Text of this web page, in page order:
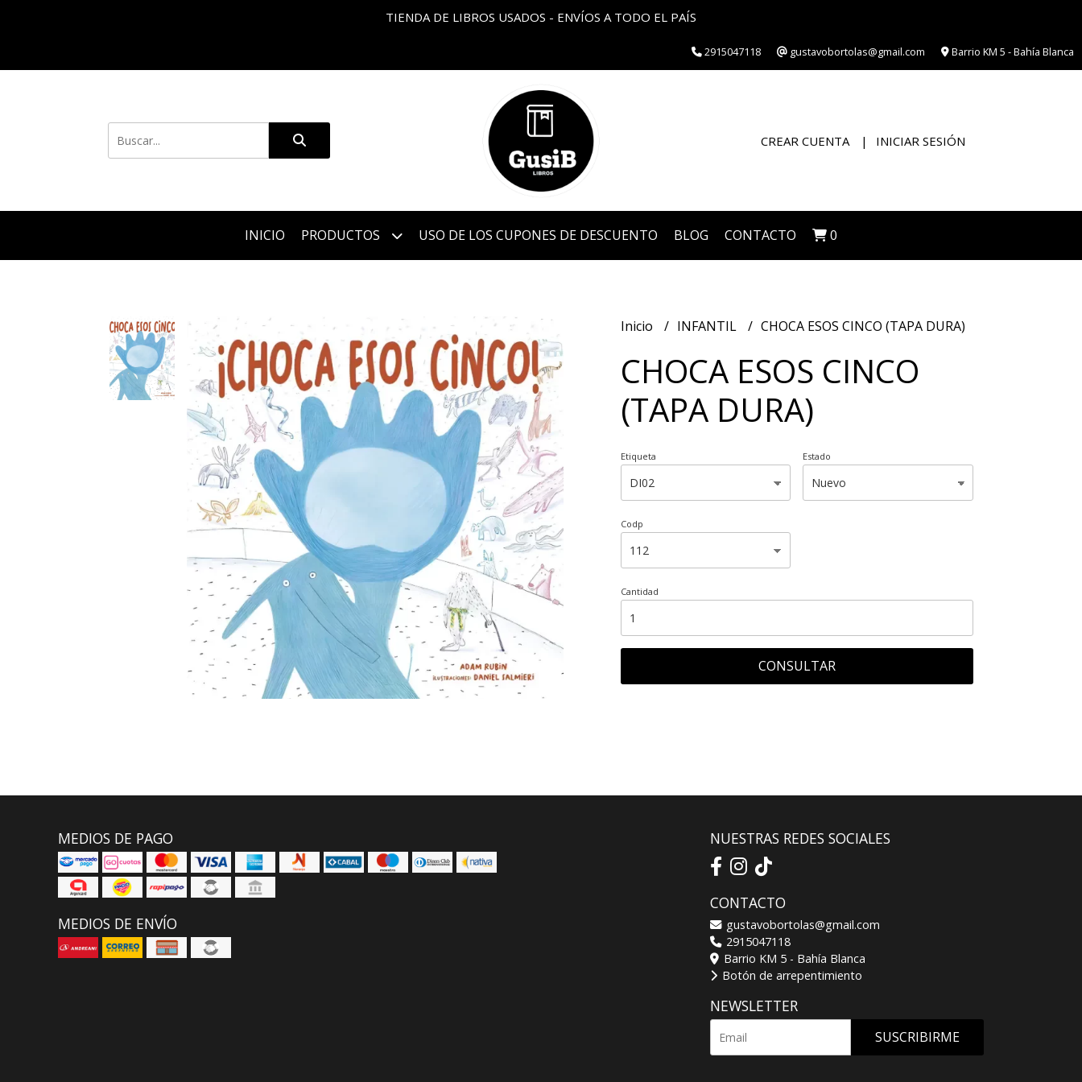
TIENDA DE LIBROS USADOS - ENVÍOS A TODO EL PAÍS
2915047118 gustavobortolas@gmail.com Barrio KM 5 - Bahía Blanca
CREAR CUENTA INICIAR SESIÓN
INICIO PRODUCTOS USO DE LOS CUPONES DE DESCUENTO BLOG CONTACTO 0
Inicio INFANTIL CHOCA ESOS CINCO (TAPA DURA)
CHOCA ESOS CINCO
(TAPA DURA)
Etiqueta Estado
Codp
Cantidad
CONSULTAR
MEDIOS DE PAGO
MEDIOS DE ENVÍO
NUESTRAS REDES SOCIALES
CONTACTO
gustavobortolas@gmail.com
2915047118
Barrio KM 5 - Bahía Blanca
Botón de arrepentimiento
NEWSLETTER
SUSCRIBIRME